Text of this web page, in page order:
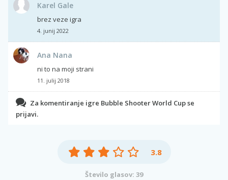
Karel Gale
brez veze igra
4. junij 2022
Ana Nana
ni to na moji strani
11. julij 2018
Za komentiranje igre Bubble Shooter World Cup se
prijavi.
3.8
Število glasov: 39